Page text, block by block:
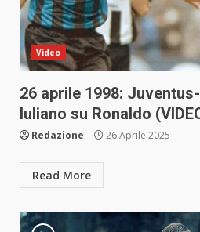
Video
26 aprile 1998:
Iuliano su Ronaldo
Redazione 26 Aprile 2025
Read More